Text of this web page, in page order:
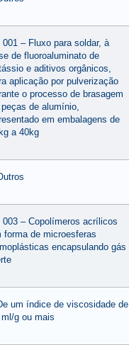
001 – Fluxo para soldar, à
de fluoroaluminato de
e aditivos orgânicos,
aplicação por pulverização
o processo de brasagem
de alumínio,
em embalagens de
a 40kg
003 – Copolímeros acrílicos
forma de microesferas
encapsulando gás
um índice de viscosidade de
g ou mais